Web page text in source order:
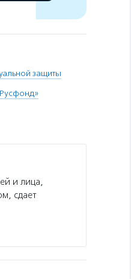
защиты
и лица,
сдает